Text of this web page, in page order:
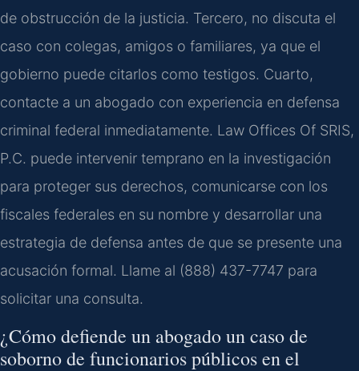
de obstrucción de la justicia. Tercero, no discuta el
caso con colegas, amigos o familiares, ya que el
gobierno puede citarlos como testigos. Cuarto,
contacte a un abogado con experiencia en defensa
criminal federal inmediatamente. Law Offices Of SRIS,
P.C. puede intervenir temprano en la investigación
para proteger sus derechos, comunicarse con los
fiscales federales en su nombre y desarrollar una
estrategia de defensa antes de que se presente una
acusación formal. Llame al (888) 437-7747 para
solicitar una consulta.
¿Cómo defiende un abogado un caso de
soborno de funcionarios públicos en el